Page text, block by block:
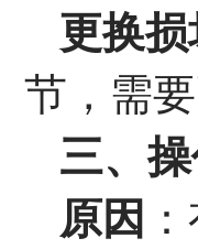
更换
节，需
三、
原因